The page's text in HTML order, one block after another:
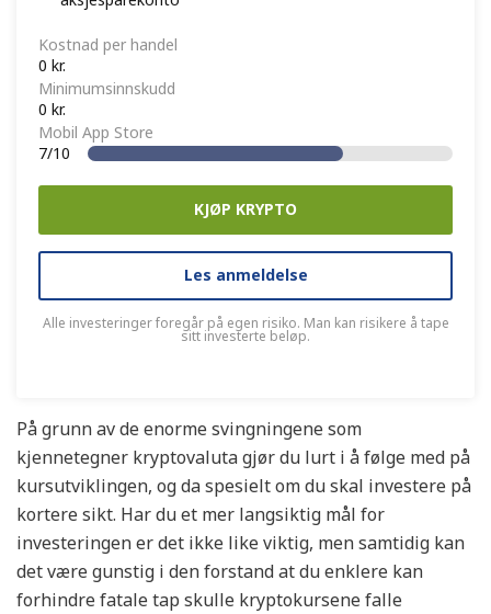
Kostnad per handel
0 kr.
Minimumsinnskudd
0 kr.
Mobil App Store
7/10
KJØP KRYPTO
Les anmeldelse
Alle investeringer foregår på egen risiko. Man kan risikere å tape
sitt investerte beløp.
På grunn av de enorme svingningene som
kjennetegner kryptovaluta gjør du lurt i å følge med på
kursutviklingen, og da spesielt om du skal investere på
kortere sikt. Har du et mer langsiktig mål for
investeringen er det ikke like viktig, men samtidig kan
det være gunstig i den forstand at du enklere kan
forhindre fatale tap skulle kryptokursene falle